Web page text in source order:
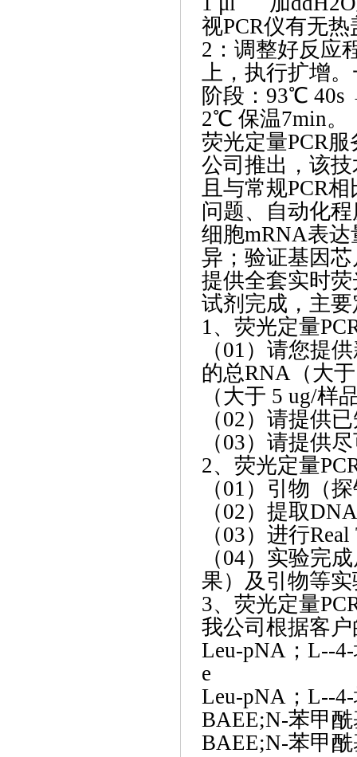
视PCR仪有无
2：调整好反应
上，执行扩增
阶段：93℃
2℃ 保温7min。
荧光定量PCR服
公司推出，该
且与常规PCR
问题、自动化
细胞mRNA表
异；验证基因
提供全套实时
试剂完成，主
1、荧光定量
（01）请您提
的总RNA（大
（大于 5 ug/样
（02）请提供
（03）请提供
2、荧光定量
（01）引物（
（02）提取
（03）进行
（04）实验完
果）及引物等
3、荧光定量
我公司根据客
Leu-pNA；L--
e
Leu-pNA；L--
BAEE;N-苯甲
BAEE;N-苯甲